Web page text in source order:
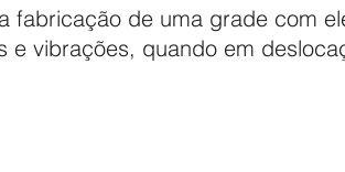
fabricação de uma grade com
e vibrações, quando em